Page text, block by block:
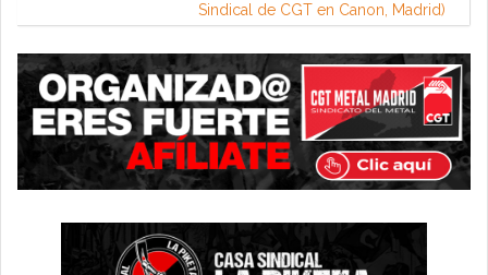
Sindical de CGT en Canon, Madrid)